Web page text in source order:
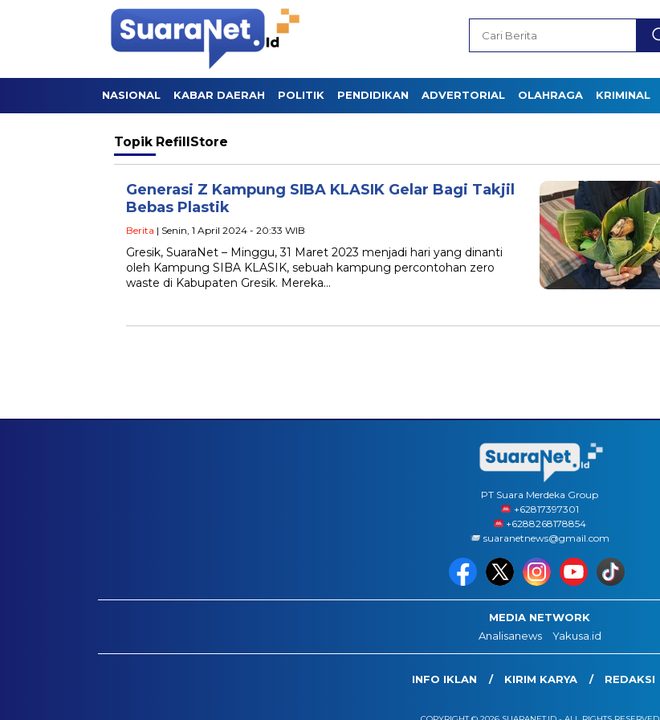
NASIONAL KABAR DAERAH POLITIK PENDIDIKAN ADVERTORIAL OLAHRAGA KRIMINAL
Topik RefillStore
Generasi Z Kampung SIBA KLASIK Gelar Bagi Takjil
Bebas Plastik
Berita | Senin, 1 April 2024 - 20:33 WIB
Gresik, SuaraNet – Minggu, 31 Maret 2023 menjadi hari yang dinanti
oleh Kampung SIBA KLASIK, sebuah kampung percontohan zero
waste di Kabupaten Gresik. Mereka…
PT Suara Merdeka Group
‪+62817397301
+6288268178854
suaranetnews@gmail.com
MEDIA NETWORK
Analisanews
Yakusa.id
INFO IKLAN KIRIM KARYA REDAKSI